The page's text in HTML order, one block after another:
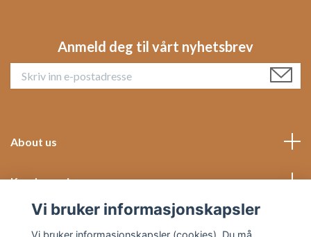
Anmeld deg til vårt nyhetsbrev
About us
Kundeservice
Vi bruker informasjonskapsler
Vi bruker informasjonskapsler (cookies). Du må